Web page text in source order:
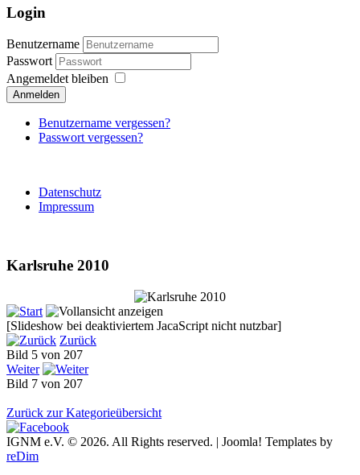
Login
Benutzername
Passwort
Angemeldet bleiben
Anmelden
Benutzername vergessen?
Passwort vergessen?
Datenschutz
Impressum
Karlsruhe 2010
[Slideshow bei deaktiviertem JacaScript nicht nutzbar]
Zurück
Bild 5 von 207
Weiter
Bild 7 von 207
Zurück zur Kategorieübersicht
IGNM e.V. © 2026. All Rights reserved. | Joomla! Templates by
reDim